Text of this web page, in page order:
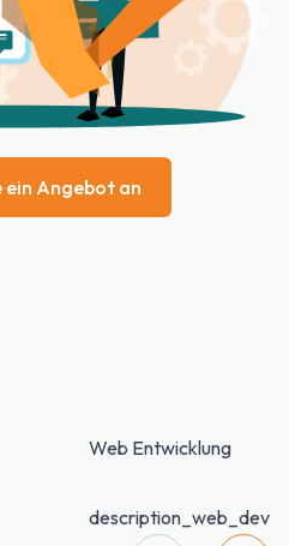
ein Angebot an
Web Entwicklung
description_web_dev